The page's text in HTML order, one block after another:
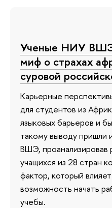
Ученые НИУ ВШЭ
миф о страхах
суровой
Карьерные
для студентов из
языковых барьеров и
такому выводу
ВШЭ, проанализировав
учащихся из 28 стран
фактор, который
возможность начать
учебы.